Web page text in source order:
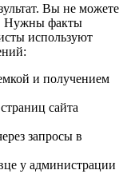
Вы не можете
Нужны факты
используют
и получением
сайта
запросы в
у администрации